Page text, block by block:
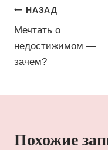
Навигация
по
записям
НАЗАД
Мечтать о
недостижимом —
зачем?
Похожие